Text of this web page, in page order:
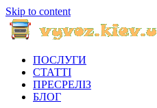
Skip to content
ПОСЛУГИ
СТАТТІ
ПРЕСРЕЛІЗ
БЛОГ